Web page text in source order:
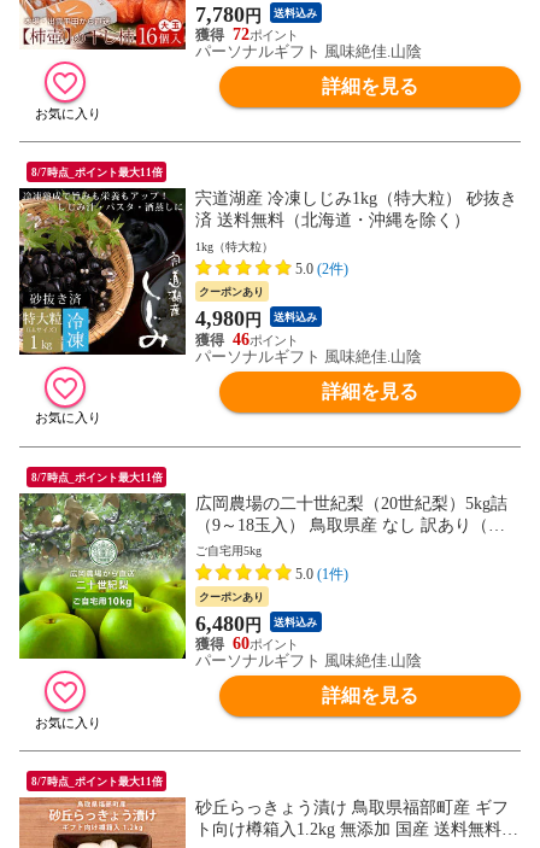
7,780円 送料込み
72
パーソナルギフト 風味絶佳.山陰
詳細を見る
8/7時点_ポイント最大11倍
宍道湖産 冷凍しじみ1kg（特大粒） 砂抜き
済 送料無料（北海道・沖縄を除く）
1kg（特大粒）
5.0 (2件)
クーポンあり
4,980円 送料込み
46
パーソナルギフト 風味絶佳.山陰
詳細を見る
8/7時点_ポイント最大11倍
広岡農場の二十世紀梨（20世紀梨）5kg詰
（9～18玉入） 鳥取県産 なし 訳あり（ご
自宅用） 送料無料（北海道・沖縄を除く）
ご自宅用5kg
5.0 (1件)
クーポンあり
6,480円 送料込み
60
パーソナルギフト 風味絶佳.山陰
詳細を見る
8/7時点_ポイント最大11倍
砂丘らっきょう漬け 鳥取県福部町産 ギフ
ト向け樽箱入1.2kg 無添加 国産 送料無料